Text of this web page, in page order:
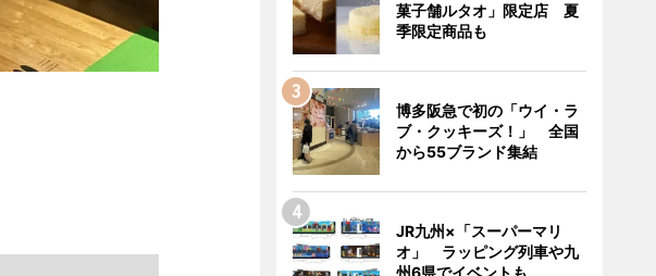
菓子舗ルタオ」限定店 夏
季限定商品も
博多阪急で初の「ウイ・ラ
ブ・クッキーズ！」 全国
から55ブランド集結
JR九州×「スーパーマリ
オ」 ラッピング列車や九
州6県でイベントも